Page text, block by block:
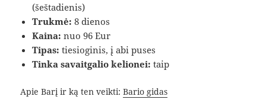
(šeštadienis)
Trukmė: 8 dienos
Kaina: nuo 96 Eur
Tipas: tiesioginis, į abi puses
Tinka savaitgalio kelionei: taip
Apie Barį ir ką ten veikti:Bario gidas